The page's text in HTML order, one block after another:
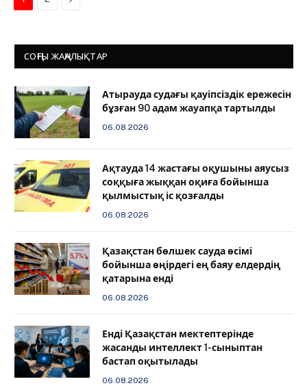
СОҢҒЫ ЖАҢАЛЫҚТАР
Атырауда судағы қауіпсіздік ережесін
бұзған 90 адам жауапқа тартылды
06.08.2026
Ақтауда 14 жастағы оқушыны аяусыз
соққыға жыққан оқиға бойынша
қылмыстық іс қозғалды
06.08.2026
Қазақстан бөлшек сауда өсімі
бойынша өңірдегі ең баяу елдердің
қатарына енді
06.08.2026
️Енді Қазақстан мектептерінде
жасанды интеллект 1-сыныптан
бастап оқытылады
06.08.2026